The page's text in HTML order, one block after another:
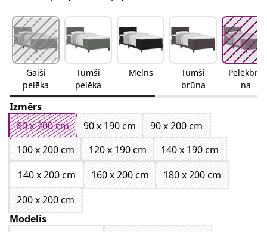
Gaiši
pelēka
Tumši
pelēka
Melns
Tumši
brūna
Pelēkbrū
na
Izmērs
80 x 200 cm
90 x 190 cm
90 x 200 cm
100 x 200 cm
120 x 190 cm
140 x 190 cm
140 x 200 cm
160 x 200 cm
180 x 200 cm
200 x 200 cm
Modelis